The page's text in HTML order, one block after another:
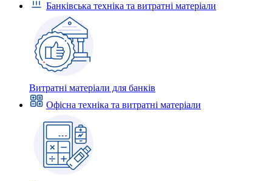
Банківська техніка та витратні матеріали
Витратні матеріали для банків
Офісна техніка та витратні матеріали